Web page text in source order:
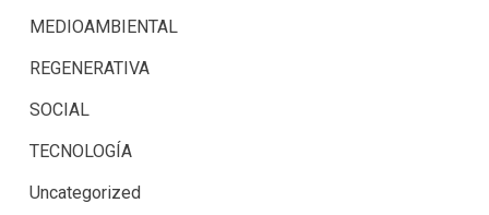
MEDIOAMBIENTAL
REGENERATIVA
SOCIAL
TECNOLOGÍA
Uncategorized